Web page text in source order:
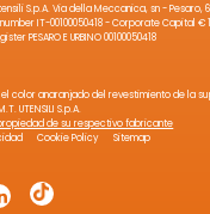
S.p.A. Via della Meccanica, sn - Pesaro,
IT-00100050418 - Corporate Capital €
PESARO E URBINO 00100050418
color anaranjado del revestimiento de la
UTENSILI S.p.A.
de su respectivo fabricante
Cookie Policy Sitemap